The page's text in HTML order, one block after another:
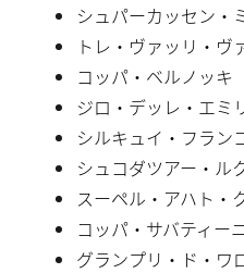
シュパーカッセン・
トレ・ヴァッリ・ヴ
コッパ・ベルノッキ
ジロ・デッレ・エミ
シルキュイ・フラン
シュコダツアー・ル
スーペル・アハト・
コッパ・サバティー
グランプリ・ド・ワ